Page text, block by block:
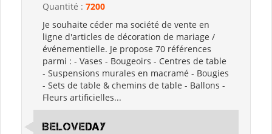
Quantité : 7200
Je souhaite céder ma société de vente en
ligne d'articles de décoration de mariage /
événementielle. Je propose 70 références
parmi : - Vases - Bougeoirs - Centres de table
- Suspensions murales en macramé - Bougies
- Sets de table & chemins de table - Ballons -
Fleurs artificielles...
BELOVEDAY